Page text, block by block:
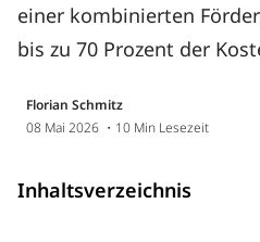
einer kombinierten
bis zu 70 Prozent der
Florian Schmitz
08 Mai 2026 ・10 Min Lesezeit
Inhaltsverzeichnis